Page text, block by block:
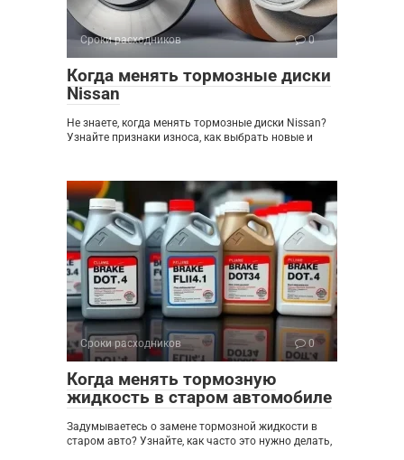
Сроки расходников 0
Когда менять тормозные диски
Nissan
Не знаете, когда менять тормозные диски Nissan?
Узнайте признаки износа, как выбрать новые и
Сроки расходников 0
Когда менять тормозную
жидкость в старом автомобиле
Задумываетесь о замене тормозной жидкости в
старом авто? Узнайте, как часто это нужно делать,